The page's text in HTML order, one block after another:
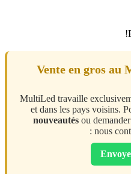
MultiLed travaille
et dans les pays voisins.
nouveautés ou
nous